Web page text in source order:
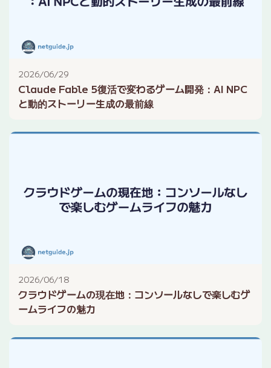
2026/06/29
Claude Fable 5復活で変わるゲーム開発：AI NPC
と動的ストーリー生成の最前線
2026/06/18
クラウドゲームの現在地：コンソールなしで楽しむゲ
ームライフの魅力